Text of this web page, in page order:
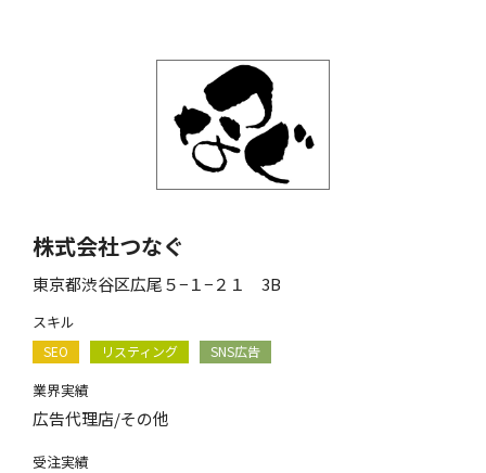
株式会社つなぐ
東京都渋谷区広尾５−１−２１ 3B
スキル
SEO リスティング SNS広告
業界実績
広告代理店/その他
受注実績